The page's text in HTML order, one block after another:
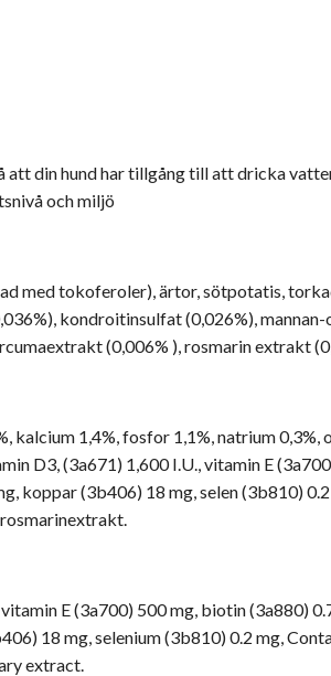
din hund har tillgång till att dricka
och miljö
med tokoferoler), ärtor, sötpotatis,
kondroitinsulfat (0,026%),
(0,006% ), rosmarin extrakt
kalcium 1,4%, fosfor 1,1%, natrium
D3, (3a671) 1,600 I.U., vitamin E
koppar (3b406) 18 mg, selen (3b810)
E (3a700) 500 mg, biotin (3a880)
18 mg, selenium (3b810) 0.2 mg,
extract.